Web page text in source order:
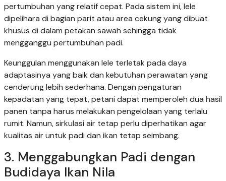
pertumbuhan yang relatif cepat. Pada sistem ini, lele
dipelihara di bagian parit atau area cekung yang dibuat
khusus di dalam petakan sawah sehingga tidak
mengganggu pertumbuhan padi.
Keunggulan menggunakan lele terletak pada daya
adaptasinya yang baik dan kebutuhan perawatan yang
cenderung lebih sederhana. Dengan pengaturan
kepadatan yang tepat, petani dapat memperoleh dua hasil
panen tanpa harus melakukan pengelolaan yang terlalu
rumit. Namun, sirkulasi air tetap perlu diperhatikan agar
kualitas air untuk padi dan ikan tetap seimbang.
3. Menggabungkan Padi dengan
Budidaya Ikan Nila